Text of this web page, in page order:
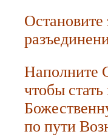
Наполните
чтобы
по пути